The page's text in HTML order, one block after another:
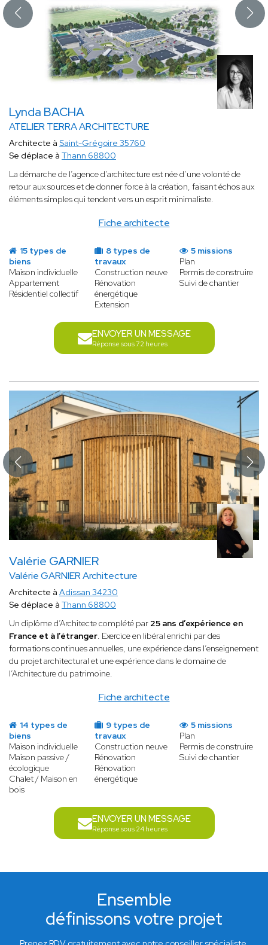
Lynda BACHA
ATELIER TERRA ARCHITECTURE
Fiche architecte
Architecte à Saint-Grégoire 35760
Se déplace à Thann 68800
La démarche de l’agence d’architecture est née d’une volonté de
retour aux sources et de donner force à la création, faisant échos aux
éléments simples qui tendent vers un esprit minimaliste.
15 types de
biens
Maison individuelle
Appartement
Résidentiel collectif
8 types de
travaux
Construction neuve
Rénovation
énergétique
Extension
5 missions
Plan
Permis de construire
Suivi de chantier
ENVOYER UN MESSAGE
Réponse sous 72 heures
Valérie GARNIER
Valérie GARNIER Architecture
Fiche architecte
Architecte à Adissan 34230
Se déplace à Thann 68800
Un diplôme d’Architecte complété par 25 ans d’expérience en
France et à l’étranger. Exercice en libéral enrichi par des
formations continues annuelles, une expérience dans l’enseignement
du projet architectural et une expérience dans le domaine de
l’Architecture du patrimoine.
14 types de
biens
Maison individuelle
Maison passive /
écologique
Chalet / Maison en
bois
9 types de
travaux
Construction neuve
Rénovation
Rénovation
énergétique
5 missions
Plan
Permis de construire
Suivi de chantier
ENVOYER UN MESSAGE
Réponse sous 24 heures
Ensemble
définissons votre projet